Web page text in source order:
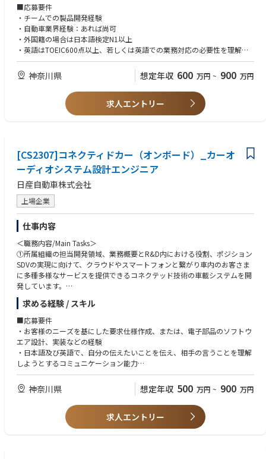
＜職務内容＞
クラウドやスマートフォンと繋がり自動車を利用されるお客さまにより便
利で安全なサービスを提供できるコネクテッド技術および、自動運転技術
の拡大を進めています。
これを実現するうえで重要な役割を担うコネクティッドカーデバイスの将
来戦略策定と部品設計を行います。
また、車外とつながる通信ユニット（TCU：Telematics Control Unit）の
開発にも携わり、通信技術を駆使した先進的な車載サービスや自動運転を
実現していきます。
ンの始動やドアロックなどを行います
・盗難車追跡機能：GPSで車両の位置を特定し、盗難対策に活用します。
・運転支援連携：ナビゲーションや交通情報と連携し、運転をサポートし
ます。
・Wi-Fiホットスポット機能：車内をインターネットに接続可能なWi-Fi空
間に変換します。
・緊急通報機能：自動車が事故に遭った際に、自動で緊急通報を行い救助
活動を支援します
・OTAアップデート：無線でソフトウェアを更新し、機能改善や不具合修
正を行います。
・地図データの自動更新：最新のナビゲーション情報をリアルタイムで提
供します。
・リモート診断：遠隔から車両の状態を確認し、予防保全や早期対応を実
・車両情報提供サービス：走行履歴、燃費、車両状態などの情報を可視化
します。
＜具体的な業務内容＞
下記のいずれかの担当業務に就いていただく予定です。
-サービス要求とシステム要求に基づくIVC: In Vehicle Connectivityの製品
設計
-モバイルキャリアとの通信仕様開発
-商品性、機能・性能・信頼性評価
-人財・設備・予算などの横断管理業務
■応募要件
・チームでの製品開発経験
・自動車業界経験：あれば尚可
・外国籍の場合は日本語検定N1以上
・英語はTOEIC600点以上、若しくは英語での業務対応の必要性を理解し
入社後同等レベルを早期に目指す方
■歓迎要件
・機能ロジック開発、仕様決定
・ハードウェア開発
・ソフトウェア開発
■求める人物像
・関係者と連携し、自発的にに業務を推進できるコミュニケーションスキ
ルを有する方
・ “コネクテッドを通しお客様に魅力を提供する” ことに関して、世界と
の競争を意識して、かつ、技術力を磨く意欲にあふれている方
・課題意識を高く持ち常に改善を意識できる方
・顧客視点を意識した開発ができる方
神奈川県 想定年収 600 万円 ~ 900 万円
求人エントリー
[CS2307]コネクティドカー（オンボード）_カーオ
ーディオシステム設計エンジニア
日産自動車株式会社
上場企業
仕事内容
＜職務内容/Main Tasks＞
①所属組織の担当開発領域、業務概要とR&D内における役割、ポジション
SDVの実現に向けて、クラウドやスマートフォンと繋がり車内のお客さま
に多種多様なサービスを提供できるコネクテッド技術の車載システムを開
発しています。
②具体的な業務内容と自部署内外で期待される役割、ポジション
グローバル市場を対象にした車載カーオーディオの開発者として下記をミ
ッションとして取り組みます。
(1) 社会環境の変化、技術動向を見据えたカーオーディオシステム/部品の
次世代技術開発の実行とその戦略の策定
(2) 車の中の「音」を用いたお客様へ新しい価値体験の提供と、車室内HMI
(3) 複数のオーディオシステム/部品のタイムリーで着実なグローバル車種
への適用
・扱う部品は下記
-車載スピーカー、アンプ等のオーディオ関連部品
求める経験 / スキル
■応募要件
・お客様のニーズを基にした要求仕様作成、または、電子部品のソフトウ
エア設計、実装などの経験
・日本語及び英語で、自分の伝えたいことを伝え、相手の言うことを理解
しようとするコミュニケーション能力
・世の中により貢献できるサービス・製品を届けたいという情熱
■歓迎要件
・海外ベンダー、サプライヤとの業務経験
・プロジェクトマネージメント経験
・音声認識、Bluetooth、Wifi、ナビ、車載通信、オーディオ、カメラなど
神奈川県 想定年収 500 万円 ~ 900 万円
求人エントリー